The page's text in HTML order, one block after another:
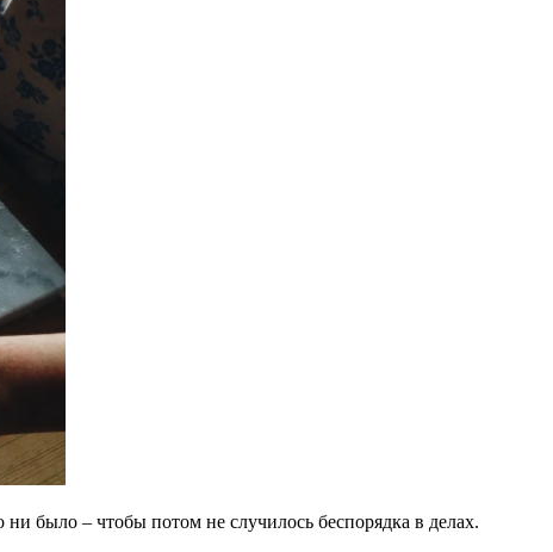
было – чтобы потом не случилось беспорядка в делах.